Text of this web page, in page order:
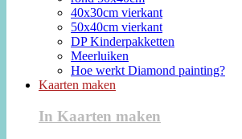
40x30cm vierkant
50x40cm vierkant
DP Kinderpakketten
Meerluiken
Hoe werkt Diamond painting?
Kaarten maken
In Kaarten maken